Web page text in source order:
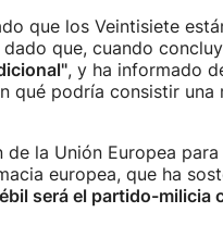
que los Veintisiete
que, cuando
, y ha informado
qué podría consistir una
de la Unión Europea
europea, que ha
será el partido-milicia